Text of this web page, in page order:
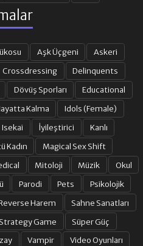
Aşk Üçgeni
Askeri
Crossdressing
Delinquents
Dövüş Sporları
Educational
Kalma
Idols (Female)
Isekai İyileştirici
Kanlı
Kadın
Magical Sex Shift
Mitoloji Müzik
Okul
Parodi Pets
Psikolojik
Harem
Sahne Sanatları
Strategy Game
Süper Güç
Vampir
Video Oyunları